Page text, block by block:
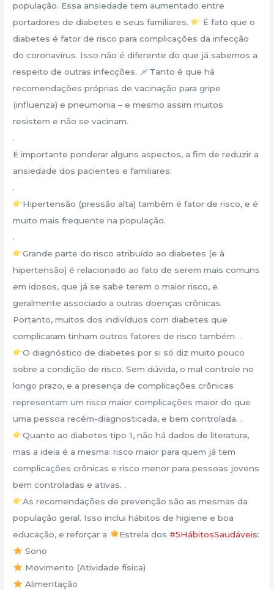
população. Essa ansiedade tem aumentado entre
portadores de diabetes e seus familiares.
É fato que o
diabetes é fator de risco para complicações da infecção
do coronavírus. Isso não é diferente do que já sabemos a
respeito de outras infecções.
Tanto é que há
recomendações próprias de vacinação para gripe
(influenza) e pneumonia – e mesmo assim muitos
resistem e não se vacinam.
.
É importante ponderar alguns aspectos, a fim de reduzir a
ansiedade dos pacientes e familiares:
.
Hipertensão (pressão alta) também é fator de risco, e é
muito mais frequente na população.
.
Grande parte do risco atribuído ao diabetes (e à
hipertensão) é relacionado ao fato de serem mais comuns
em idosos, que já se sabe terem o maior risco, e
geralmente associado a outras doenças crônicas.
Portanto, muitos dos indivíduos com diabetes que
complicaram tinham outros fatores de risco também. .
O diagnóstico de diabetes por si só diz muito pouco
sobre a condição de risco. Sem dúvida, o mal controle no
longo prazo, e a presença de complicações crônicas
representam um risco maior complicações maior do que
uma pessoa recém-diagnosticada, e bem controlada. .
Quanto ao diabetes tipo 1, não há dados de literatura,
mas a ideia é a mesma: risco maior para quem já tem
complicações crônicas e risco menor para pessoas jovens
bem controladas e ativas. .
As recomendações de prevenção são as mesmas da
população geral. Isso inclui hábitos de higiene e boa
educação, e reforçar a
Estrela dos #5HábitosSaudáveis:
Sono
Movimento (Atividade física)
Alimentação